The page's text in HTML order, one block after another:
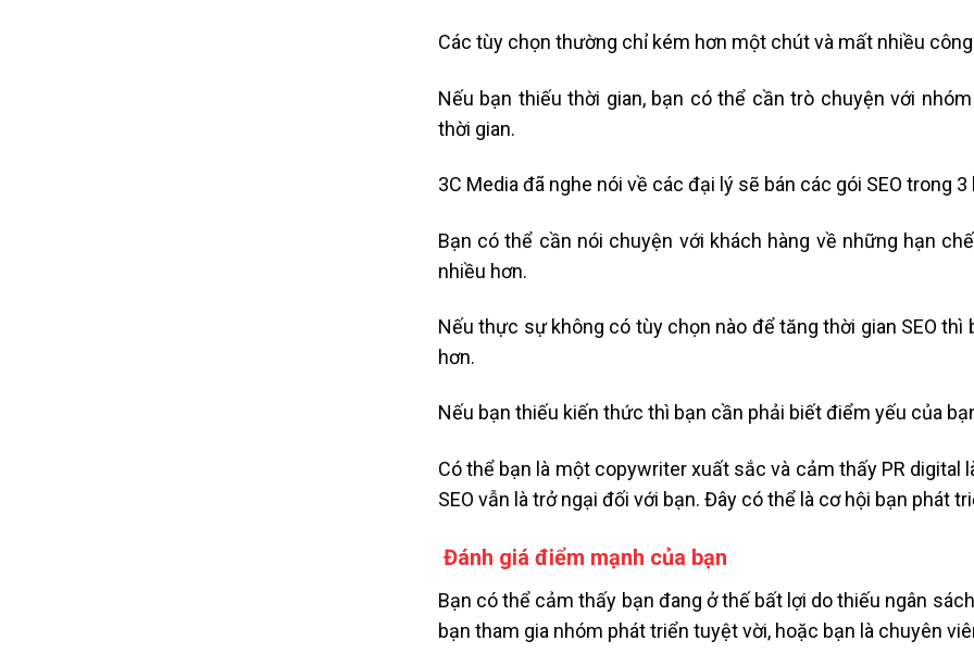
Các tùy chọn thường chỉ kém hơn một chút và mất nhiều
Nếu bạn thiếu thời gian, bạn có thể cần trò chuyện với
thời gian.
3C Media đã nghe nói về các đại lý sẽ bán các gói SEO trong
Bạn có thể cần nói chuyện với khách hàng về những hạn
nhiều hơn.
Nếu thực sự không có tùy chọn nào để tăng thời gian SEO
hơn.
Nếu bạn thiếu kiến ​​thức thì bạn cần phải biết điểm yếu của
Có thể bạn là một copywriter xuất sắc và cảm thấy PR digital
SEO vẫn là trở ngại đối với bạn. Đây có thể là cơ hội bạn phát
Đánh giá điểm mạnh của bạn
Bạn có thể cảm thấy bạn đang ở thế bất lợi do thiếu ngân
bạn tham gia nhóm phát triển tuyệt vời, hoặc bạn là chuyên